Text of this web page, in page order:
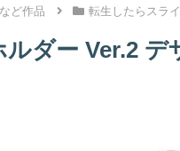
ど作品 転生したらスラ
ダー Ver.2 デ